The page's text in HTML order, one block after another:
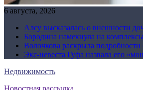
6 августа, 2026
Алсу высказалась о внешности
Бородина намекнула на
Волочкова раскрыла подробности
Экс-невеста Гуфа назвала его
Недвижимость
Новостная рассылка